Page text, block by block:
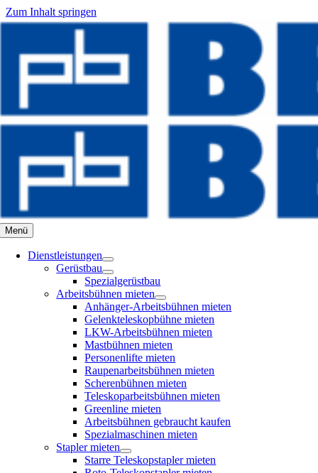
Zum Inhalt springen
Menü
Dienstleistungen
Gerüstbau
Spezialgerüstbau
Arbeitsbühnen mieten
Anhänger-Arbeitsbühnen mieten
Gelenkteleskopbühne mieten
LKW-Arbeitsbühnen mieten
Mastbühnen mieten
Personenlifte mieten
Raupenarbeitsbühnen mieten
Scherenbühnen mieten
Teleskoparbeitsbühnen mieten
Greenline mieten
Arbeitsbühnen gebraucht kaufen
Spezialmaschinen mieten
Stapler mieten
Starre Teleskopstapler mieten